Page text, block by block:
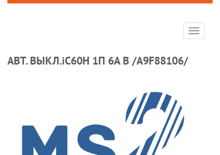
Toggle
АВТ. ВЫКЛ.iC60H 1П 6A B /A9F88106/